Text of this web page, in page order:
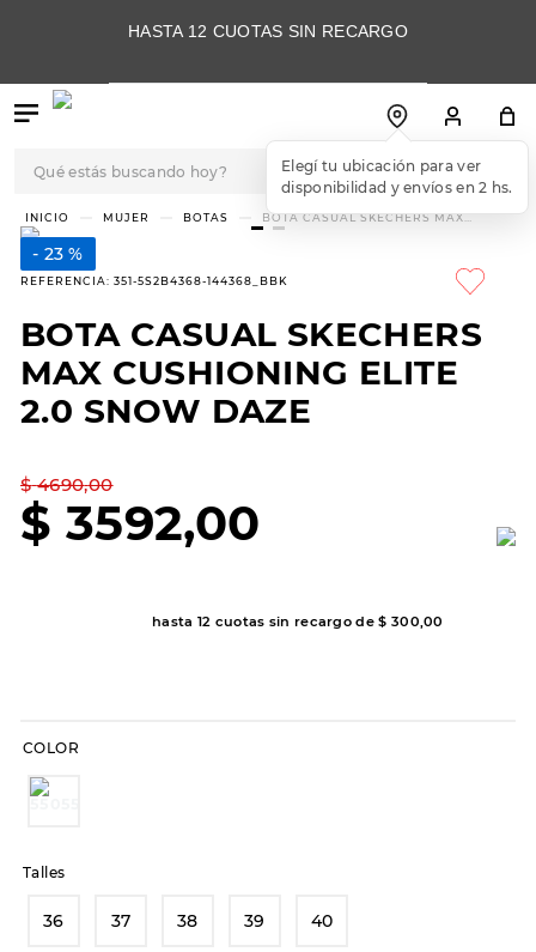
HASTA 12 CUOTAS SIN RECARGO
Elegí tu ubicación para ver
disponibilidad y envíos en 2 hs.
MUJER BOTAS
BOTA CASUAL SKECHERS MAX
CUSHIONING ELITE 2.0 SNOW DAZE
23 %
REFERENCIA: 351-5S2B4368-144368_BBK
BOTA CASUAL SKECHERS
MAX CUSHIONING ELITE
2.0 SNOW DAZE
$ 4690,00
$ 3592,00
hasta 12 cuotas sin recargo de$ 300,00
COLOR
Talles
36 37 38 39 40
TÉRMINOS MÁS
BUSCADOS
1
3.
skechers slip-ins
4 .